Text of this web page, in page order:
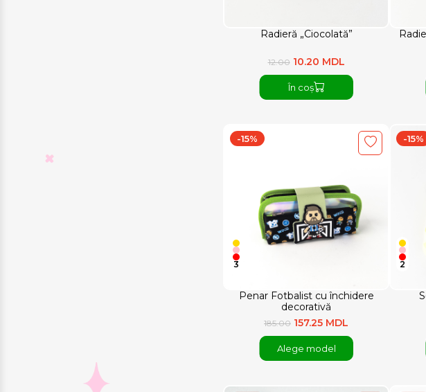
Radieră „Ciocolată”
12.00 10.20 MDL
În coș
Penar Fotbalist cu închidere
decorativă
-15%
3
185.00 157.25 MDL
Alege model
-15%
2